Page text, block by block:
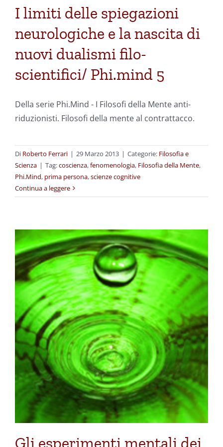
I limiti delle spiegazioni
neurologiche e la nascita di
nuovi dualismi filo-
scientifici/ Phi.mind 5
Della serie Phi.Mind - I Filosofi della Mente anti-
riduzionisti. Filosofi della mente al contrattacco.
Di Roberto Ferrari | 29 Marzo 2013 | Categorie: Filosofia e
Scienza | Tag:coscienza,fenomenologia, Filosofia della Mente,
Phi.Mind, prima persona,scienze cognitive
Continua a leggere
Gli esperimenti mentali dei